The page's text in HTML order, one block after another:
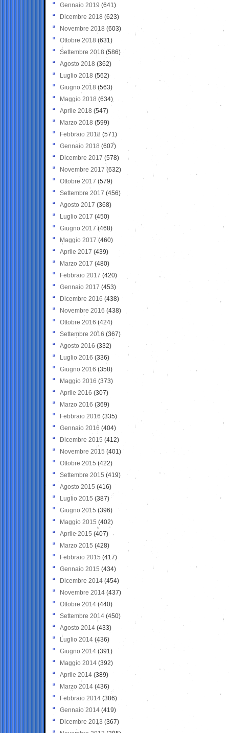
Gennaio 2019 (641)
Dicembre 2018 (623)
Novembre 2018 (603)
Ottobre 2018 (631)
Settembre 2018 (586)
Agosto 2018 (362)
Luglio 2018 (562)
Giugno 2018 (563)
Maggio 2018 (634)
Aprile 2018 (547)
Marzo 2018 (599)
Febbraio 2018 (571)
Gennaio 2018 (607)
Dicembre 2017 (578)
Novembre 2017 (632)
Ottobre 2017 (579)
Settembre 2017 (456)
Agosto 2017 (368)
Luglio 2017 (450)
Giugno 2017 (468)
Maggio 2017 (460)
Aprile 2017 (439)
Marzo 2017 (480)
Febbraio 2017 (420)
Gennaio 2017 (453)
Dicembre 2016 (438)
Novembre 2016 (438)
Ottobre 2016 (424)
Settembre 2016 (367)
Agosto 2016 (332)
Luglio 2016 (336)
Giugno 2016 (358)
Maggio 2016 (373)
Aprile 2016 (307)
Marzo 2016 (369)
Febbraio 2016 (335)
Gennaio 2016 (404)
Dicembre 2015 (412)
Novembre 2015 (401)
Ottobre 2015 (422)
Settembre 2015 (419)
Agosto 2015 (416)
Luglio 2015 (387)
Giugno 2015 (396)
Maggio 2015 (402)
Aprile 2015 (407)
Marzo 2015 (428)
Febbraio 2015 (417)
Gennaio 2015 (434)
Dicembre 2014 (454)
Novembre 2014 (437)
Ottobre 2014 (440)
Settembre 2014 (450)
Agosto 2014 (433)
Luglio 2014 (436)
Giugno 2014 (391)
Maggio 2014 (392)
Aprile 2014 (389)
Marzo 2014 (436)
Febbraio 2014 (386)
Gennaio 2014 (419)
Dicembre 2013 (367)